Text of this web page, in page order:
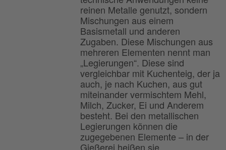
reinen Metalle genutzt, sondern
Mischungen aus einem
Basismetall und anderen
Zugaben. Diese Mischungen aus
mehreren Elementen nennt man
„Legierungen“. Diese sind
vergleichbar mit Kuchenteig, der ja
auch, je nach Kuchen, aus gut
miteinander vermischtem Mehl,
Milch, Zucker, Ei und Anderem
besteht. Bei den metallischen
Legierungen können die
zugegebenen Elemente – in der
Gießerei heißen sie